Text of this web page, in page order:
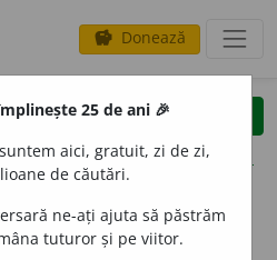
savings Donează
clear
opțiuni
definiții (16)
conjugări
25 de ani 🎉
aici, gratuit, zi de zi,
de căutări.
ne-ați ajuta să păstrăm
tuturor și pe viitor.